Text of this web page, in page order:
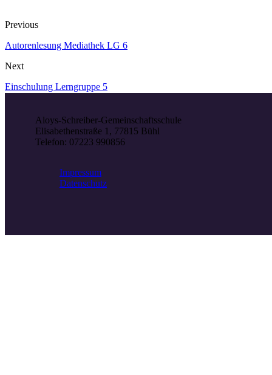
Previous
Autorenlesung Mediathek LG 6
Next
Einschulung Lerngruppe 5
Aloys-Schreiber-Gemeinschaftsschule
Elisabethenstraße 1, 77815 Bühl
Telefon: 07223 990856
Impressum
Datenschutz